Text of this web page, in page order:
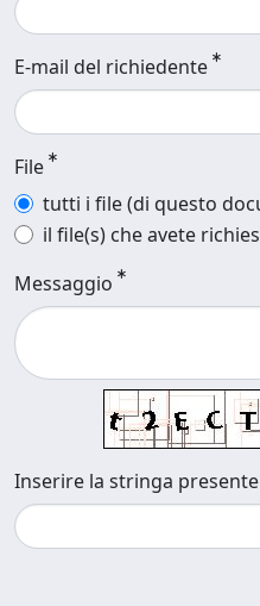
E-mail del richiedente
File
tutti i file (di questo
il file(s) che avete
Messaggio
Inserire la stringa